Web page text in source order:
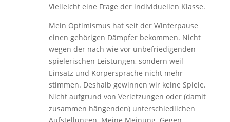
Vielleicht eine Frage der individuellen Klasse.
Mein Optimismus hat seit der Winterpause
einen gehörigen Dämpfer bekommen. Nicht
wegen der nach wie vor unbefriedigenden
spielerischen Leistungen, sondern weil
Einsatz und Körpersprache nicht mehr
stimmen. Deshalb gewinnen wir keine Spiele.
Nicht aufgrund von Verletzungen oder (damit
zusammen hängenden) unterschiedlichen